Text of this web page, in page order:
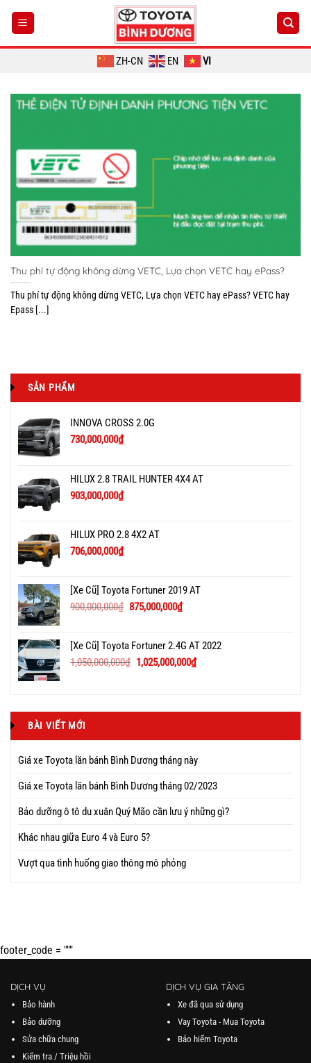
nội
ZH-CN EN VI
Thu phí tự động không dừng VETC, Lựa chọn VETC hay ePass?
Thu phí tự động không dừng VETC, Lựa chọn VETC hay ePass? VETC hay
Epass [...]
SẢN PHẨM
INNOVA CROSS 2.0G
730,000,000₫
HILUX 2.8 TRAIL HUNTER 4X4 AT
903,000,000₫
HILUX PRO 2.8 4X2 AT
706,000,000₫
[Xe Cũ] Toyota Fortuner 2019 AT
900,000,000₫ 875,000,000₫
[Xe Cũ] Toyota Fortuner 2.4G AT 2022
1,050,000,000₫ 1,025,000,000₫
BÀI VIẾT MỚI
Giá xe Toyota lăn bánh Bình Dương tháng này
Giá xe Toyota lăn bánh Bình Dương tháng 02/2023
Bảo dưỡng ô tô du xuân Quý Mão cần lưu ý những gì?
Khác nhau giữa Euro 4 và Euro 5?
Vượt qua tình huống giao thông mô phỏng
footer_code = """
DỊCH VỤ
Bảo hành
Bảo dưỡng
Sửa chữa chung
Kiểm tra / Triệu hồi
DỊCH VỤ GIA TĂNG
Xe đã qua sử dụng
Vay Toyota - Mua Toyota
Bảo hiểm Toyota